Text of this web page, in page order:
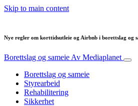
Skip to main content
Nye regler om korttidsutleie og Airbnb i borettslag og
Borettslag og sameie Av Mediaplanet
Borettslag og sameie
Styrearbeid
Rehabilitering
Sikkerhet